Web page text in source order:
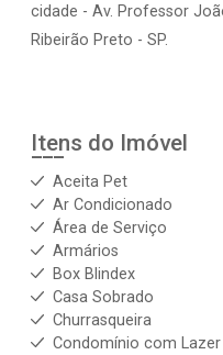
cidade - Av. Professor
Ribeirão Preto - SP.
Itens do Imóvel
Aceita Pet
Ar Condicionado
Área de Serviço
Armários
Box Blindex
Casa Sobrado
Churrasqueira
Condomínio com Lazer